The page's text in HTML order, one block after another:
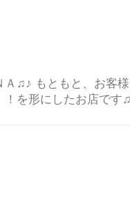
♫♪ もともと、お客
！を形にしたお店で